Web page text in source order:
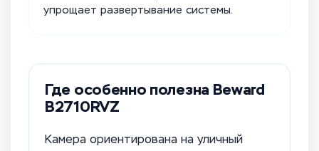
упрощает развертывание системы.
Где особенно полезна Beward
B2710RVZ
Камера ориентирована на уличный